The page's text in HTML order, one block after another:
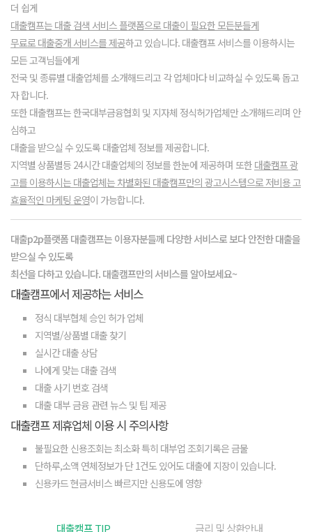
더 쉽게
대출캠프는 대출 검색 서비스 플랫폼으로 대출이 필요한 모든분들게
무료로 대출중개 서비스를 제공하고 있습니다. 대출캠프 서비스를 이용하시는
모든 고객님들에게
전국 및 종류별 대출업체를 소개해드리고 각 업체마다 비교하실 수 있도록 돕고
자 합니다.
또한 대출캠프는 한국대부금융협회 및 지자체 정식허가업체만 소개해드리며 안
심하고
대출을 받으실 수 있도록 대출업체 정보를 제공합니다.
지역별 상품별등 24시간 대출업체의 정보를 한눈에 제공하며 또한 대출캠프 광
고를 이용하시는 대출업체는 차별화된 대출캠프만의 광고시스템으로 저비용 고
효율적인 마케팅 운영이 가능합니다.
대출p2p플랫폼 대출캠프는 이용자분들께 다양한 서비스로 보다 안전한 대출을
받으실 수 있도록
최선을 다하고 있습니다. 대출캠프만의 서비스를 알아보세요~
대출캠프에서 제공하는 서비스
정식 대부협체 승인 허가 업체
지역별/상품별 대출 찾기
실시간 대출 상담
나에게 맞는 대출 검색
대출 사기 번호 검색
대출 대부 금융 관련 뉴스 및 팁 제공
대출캠프 제휴업체 이용 시 주의사항
불필요한 신용조회는 최소화 특히 대부업 조회기록은 금물
단하루,소액 연체정보가 단 1건도 있어도 대출에 지장이 있습니다.
신용카드 현금서비스 빠르지만 신용도에 영향
대출캠프 TIP 금리 및 상환안내